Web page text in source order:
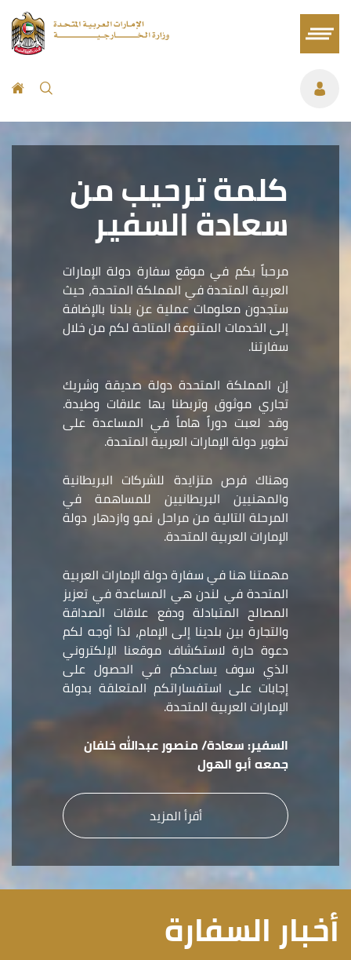
كلمة ترحيب من
سعادة السفير
مرحباً بكم في موقع سفارة دولة الإمارات
العربية المتحدة في المملكة المتحدة، حيث
ستجدون معلومات عملية عن بلدنا بالإضافة
إلى الخدمات المتنوعة المتاحة لكم من خلال
سفارتنا.
إن المملكة المتحدة دولة صديقة وشريك
تجاري موثوق وتربطنا بها علاقات وطيدة.
وقد لعبت دوراً هاماً في المساعدة على
تطوير دولة الإمارات العربية المتحدة.
وهناك فرص متزايدة للشركات البريطانية
والمهنيين البريطانيين للمساهمة في
المرحلة التالية من مراحل نمو وازدهار دولة
الإمارات العربية المتحدة.
مهمتنا هنا في سفارة دولة الإمارات العربية
المتحدة في لندن هي المساعدة في تعزيز
المصالح المتبادلة ودفع علاقات الصداقة
والتجارة بين بلدينا إلى الإمام، لذا أوجه لكم
دعوة حارة لاستكشاف موقعنا الإلكتروني
الذي سوف يساعدكم في الحصول على
إجابات على استفساراتكم المتعلقة بدولة
الإمارات العربية المتحدة.
السفير: سعادة/ منصور عبدالله خلفان
جمعه أبو الهول
أقرأ المزيد
أخبار السفارة